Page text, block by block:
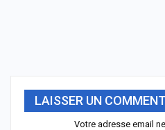
LAISSER UN
Votre adresse email